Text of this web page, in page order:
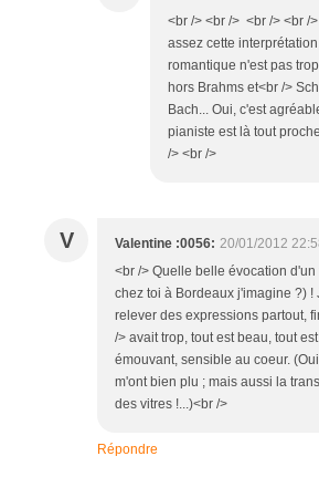
<br /> <br /> <br /> <br /
assez cette
romantique n'est pas
hors Brahms et<br />
Bach... Oui, c'est
pianiste est là tout
/> <br />
V Valentine :0056: 20/01/2012
<br /> Quelle belle évocation d'un
chez toi à Bordeaux j'imagine ?) !
relever des expressions partout,
/> avait trop, tout est beau, tout
émouvant, sensible au coeur.
m'ont bien plu ; mais aussi la
des vitres !...)<br />
Répondre